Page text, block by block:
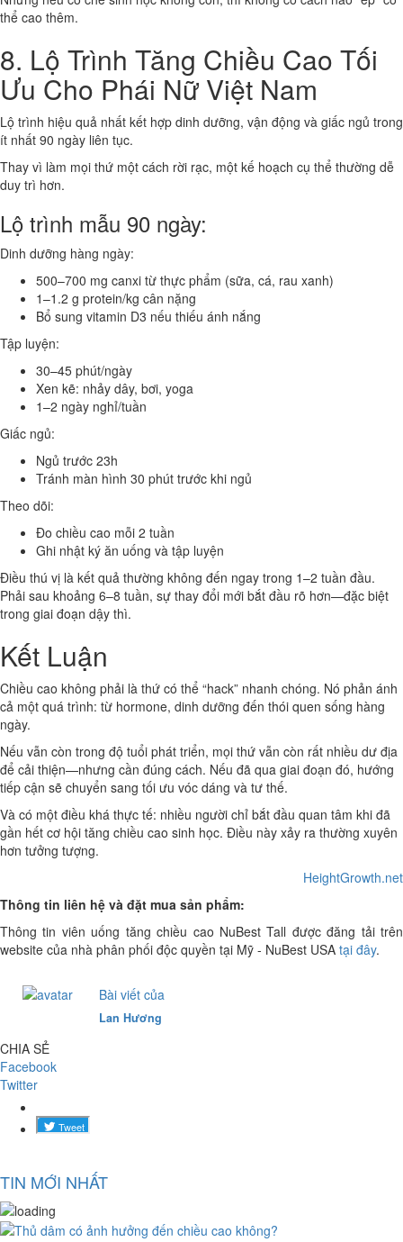
thể cao thêm.
8. Lộ Trình Tăng Chiều Cao Tối
Ưu Cho Phái Nữ Việt Nam
Lộ trình hiệu quả nhất kết hợp dinh dưỡng, vận động và giấc ngủ trong
ít nhất 90 ngày liên tục.
Thay vì làm mọi thứ một cách rời rạc, một kế hoạch cụ thể thường dễ
duy trì hơn.
Lộ trình mẫu 90 ngày:
Dinh dưỡng hàng ngày:
500–700 mg canxi từ thực phẩm (sữa, cá, rau xanh)
1–1.2 g protein/kg cân nặng
Bổ sung vitamin D3 nếu thiếu ánh nắng
Tập luyện:
30–45 phút/ngày
Xen kẽ: nhảy dây, bơi, yoga
1–2 ngày nghỉ/tuần
Giấc ngủ:
Ngủ trước 23h
Tránh màn hình 30 phút trước khi ngủ
Theo dõi:
Đo chiều cao mỗi 2 tuần
Ghi nhật ký ăn uống và tập luyện
Điều thú vị là kết quả thường không đến ngay trong 1–2 tuần đầu.
Phải sau khoảng 6–8 tuần, sự thay đổi mới bắt đầu rõ hơn—đặc biệt
trong giai đoạn dậy thì.
Kết Luận
Chiều cao không phải là thứ có thể “hack” nhanh chóng. Nó phản ánh
cả một quá trình: từ hormone, dinh dưỡng đến thói quen sống hàng
ngày.
Nếu vẫn còn trong độ tuổi phát triển, mọi thứ vẫn còn rất nhiều dư địa
để cải thiện—nhưng cần đúng cách. Nếu đã qua giai đoạn đó, hướng
tiếp cận sẽ chuyển sang tối ưu vóc dáng và tư thế.
Và có một điều khá thực tế: nhiều người chỉ bắt đầu quan tâm khi đã
gần hết cơ hội tăng chiều cao sinh học. Điều này xảy ra thường xuyên
hơn tưởng tượng.
HeightGrowth.net
Thông tin liên hệ và đặt mua sản phẩm:
Thông tin viên uống tăng chiều cao NuBest Tall được đăng tải trên
website của nhà phân phối độc quyền tại Mỹ - NuBest USA tại đây.
Bài viết của
Lan Hương
CHIA SẺ
Facebook
Twitter
TIN MỚI NHẤT